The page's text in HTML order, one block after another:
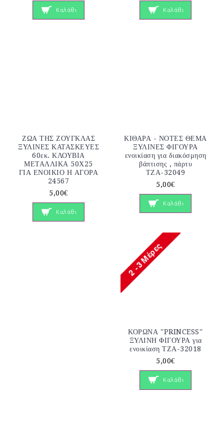
Καλάθι Καλάθι
ΖΩΑ ΤΗΣ ΖΟΥΓΚΛΑΣ
ΞΥΛΙΝΕΣ ΚΑΤΑΣΚΕΥΕΣ
60εκ. ΚΛΟΥΒΙΑ
ΜΕΤΑΛΛΙΚΑ 50Χ25
ΓΙΑ ΕΝΟΙΚΙΟ Η ΑΓΟΡΑ
24567
5,00€
Καλάθι
ΚΙΘΑΡΑ - ΝΟΤΕΣ ΘΕΜΑ
ΞΥΛΙΝΕΣ ΦΙΓΟΥΡΑ
ενοικίαση για διακόσμηση
βάπτισης , πάρτυ
ΤΖΑ-32049
5,00€
Καλάθι
ΚΟΡΩΝΑ ''PRINCESS''
ΞΥΛΙΝΗ ΦΙΓΟΥΡΑ για
ενοικίαση ΤΖΑ-32018
5,00€
Καλάθι